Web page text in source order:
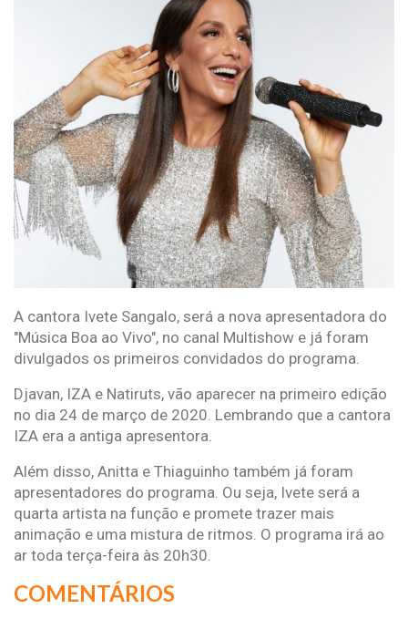
A cantora Ivete Sangalo, será a nova apresentadora do
"Música Boa ao Vivo", no canal Multishow e já foram
divulgados os primeiros convidados do programa.
Djavan, IZA e Natiruts, vão aparecer na primeiro edição
no dia 24 de março de 2020. Lembrando que a cantora
IZA era a antiga apresentora.
Além disso, Anitta e Thiaguinho também já foram
apresentadores do programa. Ou seja, Ivete será a
quarta artista na função e promete trazer mais
animação e uma mistura de ritmos. O programa irá ao
ar toda terça-feira às 20h30.
COMENTÁRIOS